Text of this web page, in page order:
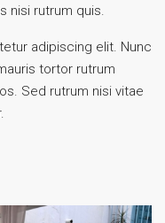
nisi rutrum quis.
adipiscing elit. Nunc
tortor rutrum
Sed rutrum nisi vitae